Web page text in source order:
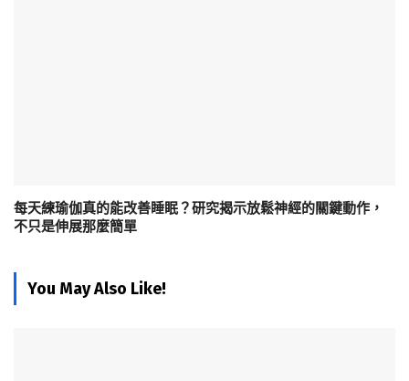
每天練瑜伽真的能改善睡眠？研究揭示放鬆神經的關鍵動作，
不只是伸展那麼簡單
You May Also Like!